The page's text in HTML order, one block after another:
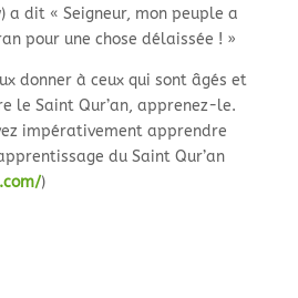
a dit « Seigneur, mon peuple a
pour une chose délaissée ! »
donner à ceux qui sont âgés et
le Saint Qur’an, apprenez-le.
impérativement apprendre
du Saint Qur’an
)